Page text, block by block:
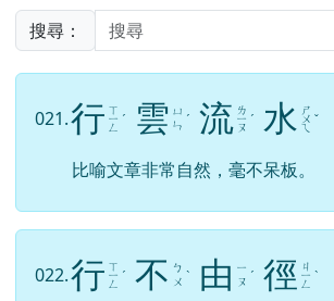
搜尋：
021.行 ㄒ
ㄧ
ㄥ
ˊ 雲 ㄩ
ㄣ ˊ 流 ㄌ
ㄧ
ㄡ
ˊ 水 ㄕ
ㄨ
ㄟ
ˇ
比喻文章非常自然，毫不呆板。
022.行 ㄒ
ㄧ
ㄥ
ˊ 不 ㄅ
ㄨ ˋ 由 ㄧ
ㄡ ˊ 徑 ㄐ
ㄧ
ㄥ
ˋ